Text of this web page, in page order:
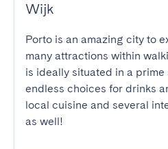
Wijk
Porto is an amazing city to
many attractions within
is ideally situated in a
endless choices for drinks
local cuisine and several
as well!